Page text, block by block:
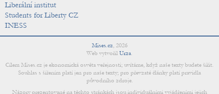
Liberální institut
Students for Liberty CZ
INESS
Mises.cz, 2026
Web vytvořil Urza.
Cílem Mises.cz je ekonomická osvěta veřejnosti; uvítáme, když naše texty budete šířit.
Souhlas s šířením platí jen pro naše texty; pro převzaté články platí pravidla
původního zdroje.
Názory prezentované na těchto stránkách jsou individuálními vyjádřeními jejich